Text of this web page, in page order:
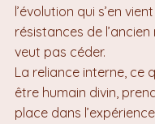
l’évolution qui s’en
résistances de
veut pas céder.
La reliance interne, ce
être humain divin,
place dans